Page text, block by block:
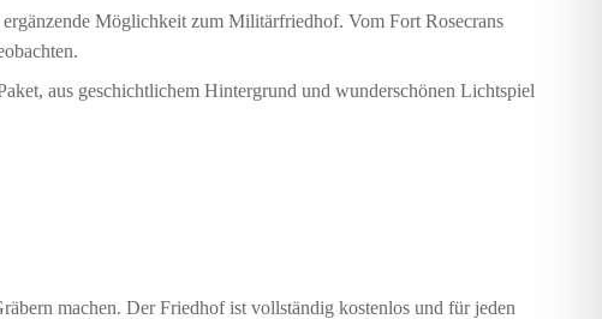
ergänzende Möglichkeit zum Militärfriedhof. Vom Fort Rosecrans
aus geschichtlichem Hintergrund und wunderschönen Lichtspiel
machen. Der Friedhof ist vollständig kostenlos und für jeden